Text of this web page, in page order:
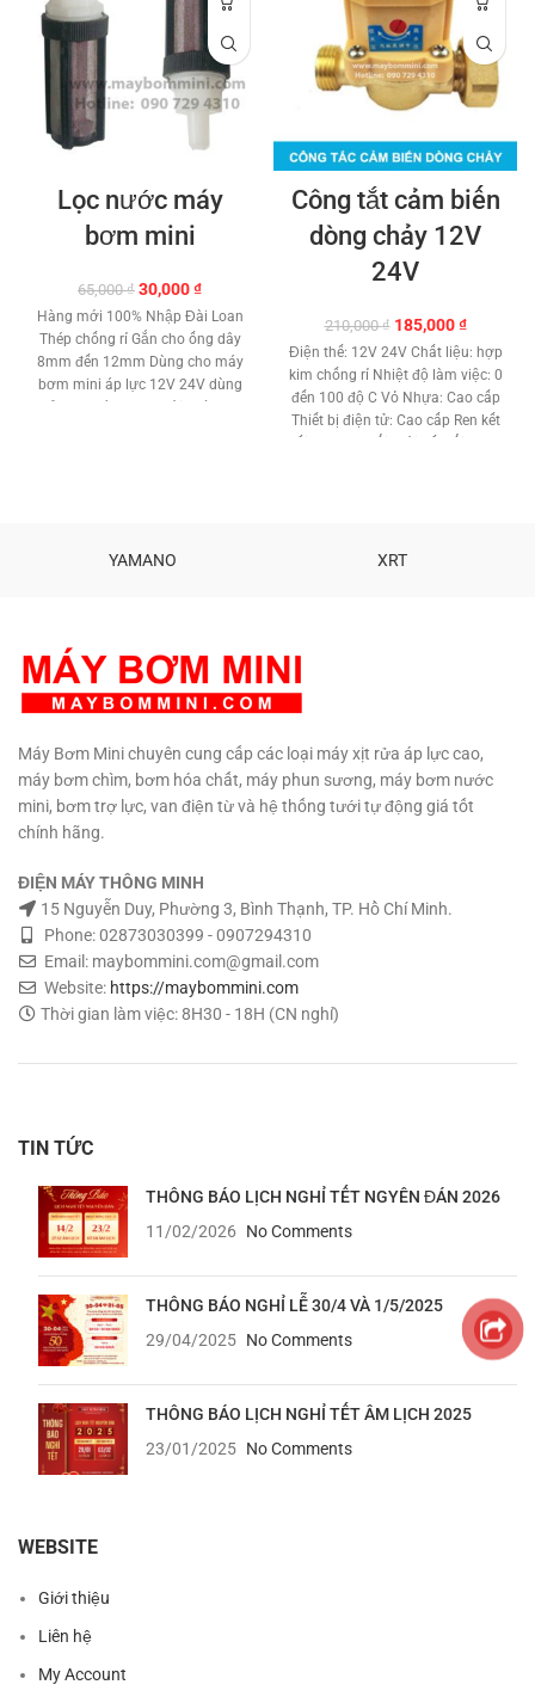
Lọc nước máy
bơm mini
65,000₫ Giá
gốc
là:
65,000 ₫.
30,000₫Giá
hiện
tại
là:
30,000 ₫.
Hàng mới 100% Nhập Đài Loan
Thép chống rỉ Gắn cho ống dây
8mm đến 12mm Dùng cho máy
bơm mini áp lực 12V 24V dùng
Công tắt cảm biến
dòng chảy 12V
24V
210,000₫ Giá
gốc
là:
210,000 ₫.
185,000₫Giá
hiện
tại
là:
185,000
Điện thế: 12V 24V Chất liệu: hợp
kim chống rỉ Nhiệt độ làm việc: 0
đến 100 độ C Vỏ Nhựa: Cao cấp
Thiết bị điện tử: Cao cấp Ren kết
SỐ LƯỢNG CÓ GIÁ SỈ
YAMANO XRT
Máy Bơm Mini chuyên cung cấp các loại máy xịt rửa áp lực cao,
máy bơm chìm, bơm hóa chất, máy phun sương, máy bơm nước
mini, bơm trợ lực, van điện từ và hệ thống tưới tự động giá tốt
chính hãng.
ĐIỆN MÁY THÔNG MINH
15 Nguyễn Duy, Phường 3, Bình Thạnh, TP. Hồ Chí Minh.
Phone: 02873030399 - 0907294310
Email: maybommini.com@gmail.com
Website: https://maybommini.com
Thời gian làm việc: 8H30 - 18H (CN nghỉ)
TIN TỨC
THÔNG BÁO LỊCH NGHỈ TẾT NGYÊN ĐÁN 2026
11/02/2026
No Comments
THÔNG BÁO NGHỈ LỄ 30/4 VÀ 1/5/2025
29/04/2025 No Comments
THÔNG BÁO LỊCH NGHỈ TẾT ÂM LỊCH 2025
23/01/2025 No Comments
WEBSITE
Giới thiệu
Liên hệ
My Account